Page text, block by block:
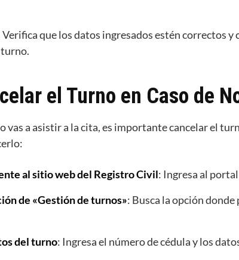
Verifica que los datos ingresados estén correctos
el Turno en Caso de
vas a asistir a la cita, es importante cancelar el
al sitio web del Registro Civil: Ingresa al
de «Gestión de turnos»: Busca la opción
del turno: Ingresa el número de cédula y los